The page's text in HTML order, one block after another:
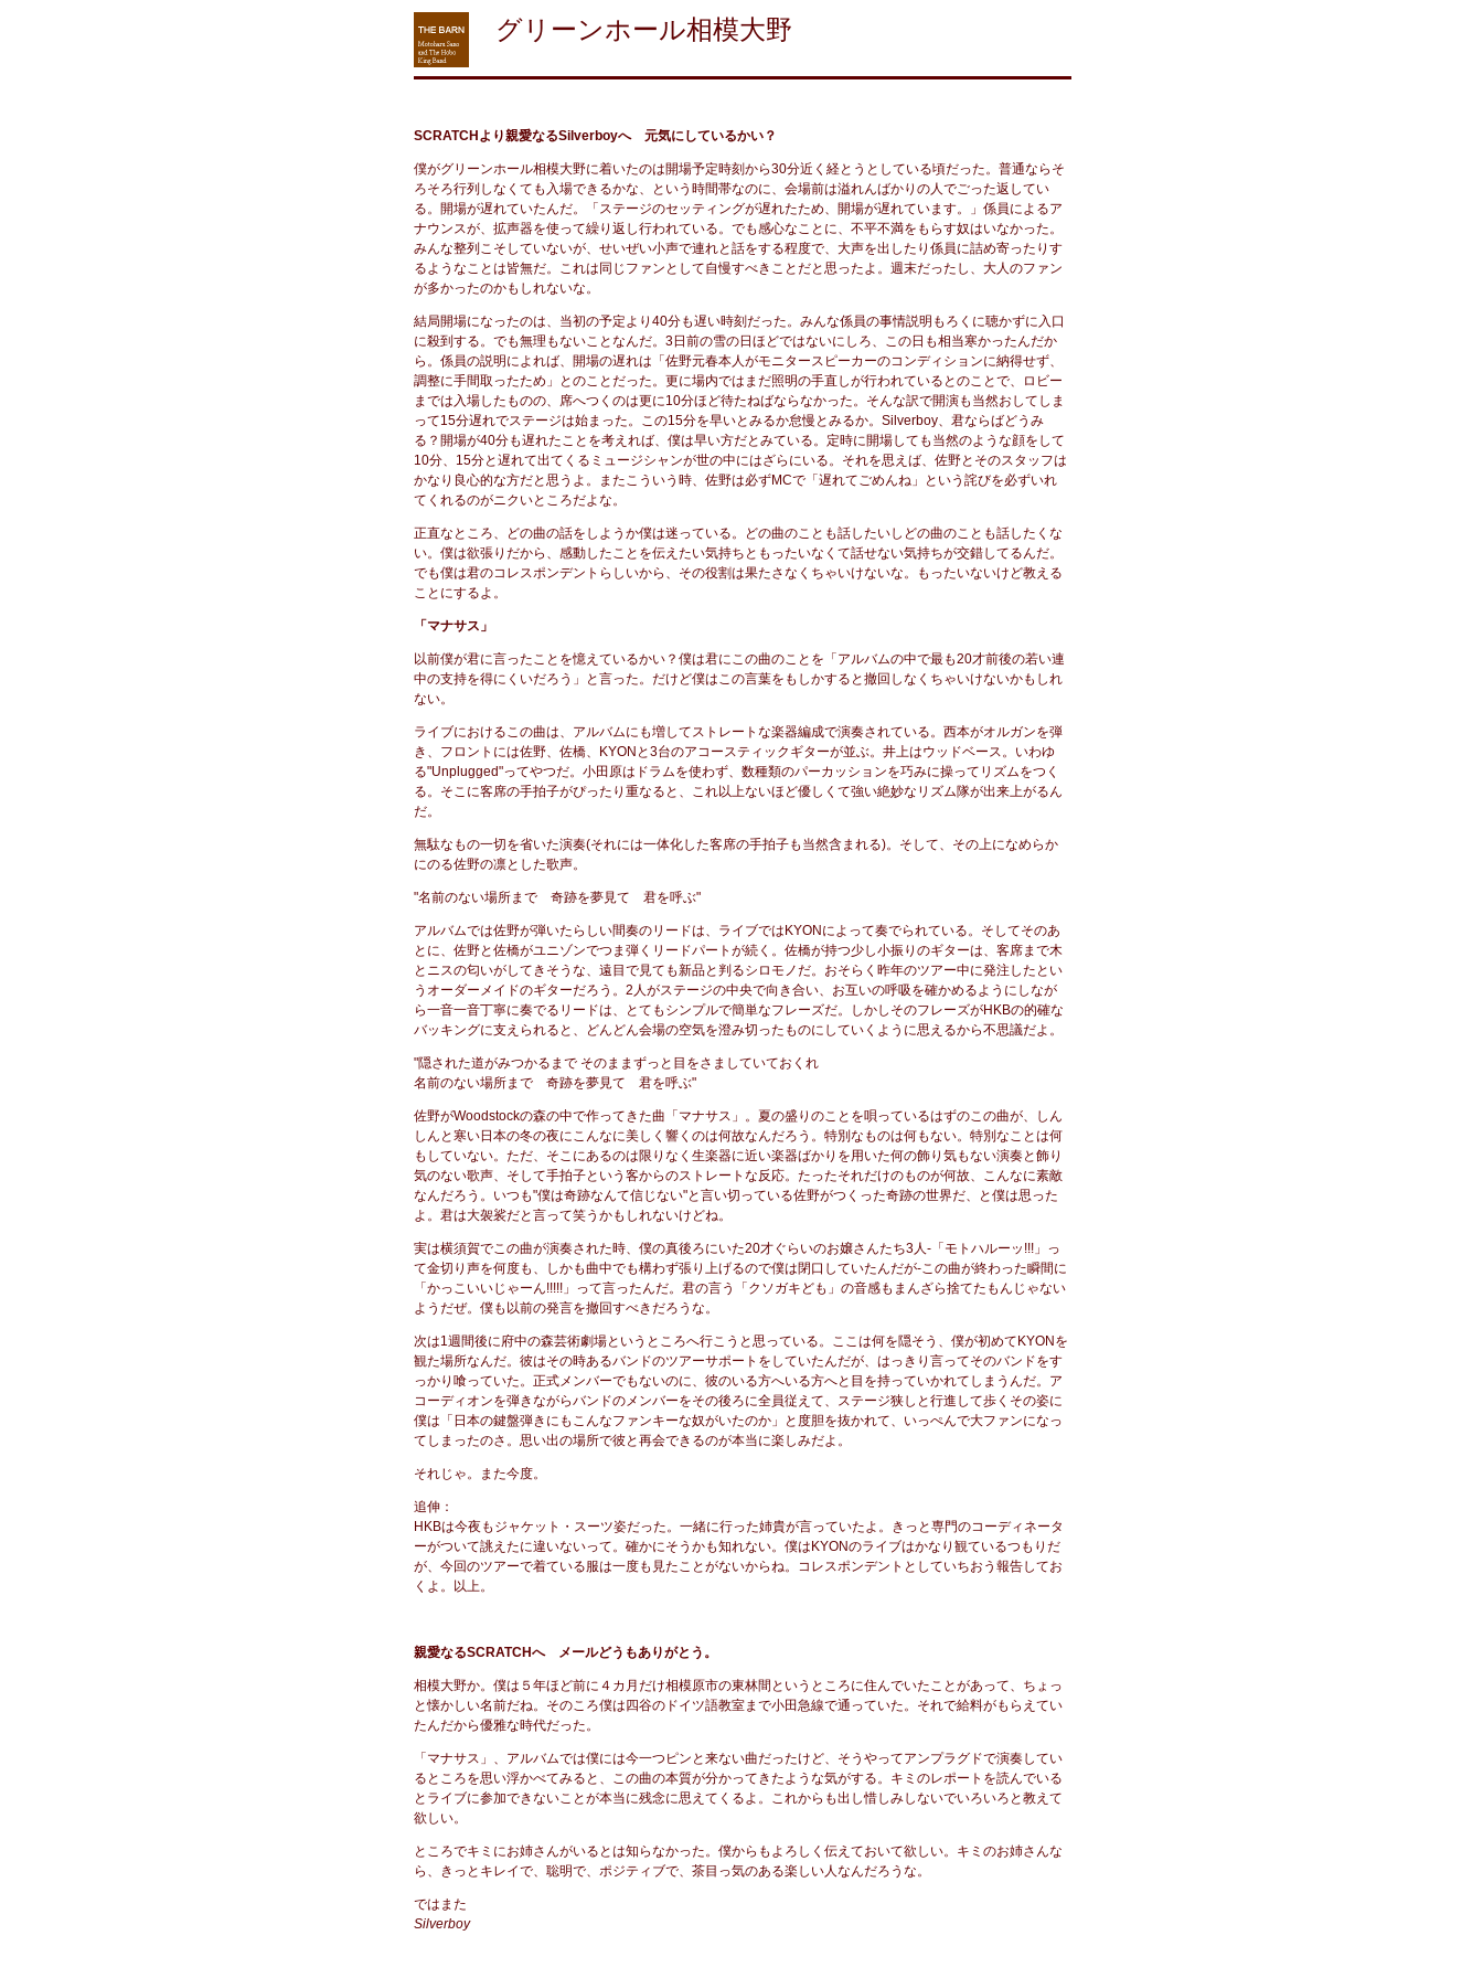
グリーンホール相模大野
SCRATCHより親愛なるSilverboyへ 元気にしているかい？
僕がグリーンホール相模大野に着いたのは開場予定時刻から30分近く経とうとしている頃だった。普通ならそ
ろそろ行列しなくても入場できるかな、という時間帯なのに、会場前は溢れんばかりの人でごった返してい
る。開場が遅れていたんだ。「ステージのセッティングが遅れたため、開場が遅れています。」係員によるア
ナウンスが、拡声器を使って繰り返し行われている。でも感心なことに、不平不満をもらす奴はいなかった。
みんな整列こそしていないが、せいぜい小声で連れと話をする程度で、大声を出したり係員に詰め寄ったりす
るようなことは皆無だ。これは同じファンとして自慢すべきことだと思ったよ。週末だったし、大人のファン
が多かったのかもしれないな。
結局開場になったのは、当初の予定より40分も遅い時刻だった。みんな係員の事情説明もろくに聴かずに入口
に殺到する。でも無理もないことなんだ。3日前の雪の日ほどではないにしろ、この日も相当寒かったんだか
ら。係員の説明によれば、開場の遅れは「佐野元春本人がモニタースピーカーのコンディションに納得せず、
調整に手間取ったため」とのことだった。更に場内ではまだ照明の手直しが行われているとのことで、ロビー
までは入場したものの、席へつくのは更に10分ほど待たねばならなかった。そんな訳で開演も当然おしてしま
って15分遅れでステージは始まった。この15分を早いとみるか怠慢とみるか。Silverboy、君ならばどうみ
る？開場が40分も遅れたことを考えれば、僕は早い方だとみている。定時に開場しても当然のような顔をして
10分、15分と遅れて出てくるミュージシャンが世の中にはざらにいる。それを思えば、佐野とそのスタッフは
かなり良心的な方だと思うよ。またこういう時、佐野は必ずMCで「遅れてごめんね」という詫びを必ずいれ
てくれるのがニクいところだよな。
正直なところ、どの曲の話をしようか僕は迷っている。どの曲のことも話したいしどの曲のことも話したくな
い。僕は欲張りだから、感動したことを伝えたい気持ちともったいなくて話せない気持ちが交錯してるんだ。
でも僕は君のコレスポンデントらしいから、その役割は果たさなくちゃいけないな。もったいないけど教える
ことにするよ。
「マナサス」
以前僕が君に言ったことを憶えているかい？僕は君にこの曲のことを「アルバムの中で最も20才前後の若い連
中の支持を得にくいだろう」と言った。だけど僕はこの言葉をもしかすると撤回しなくちゃいけないかもしれ
ない。
ライブにおけるこの曲は、アルバムにも増してストレートな楽器編成で演奏されている。西本がオルガンを弾
き、フロントには佐野、佐橋、KYONと3台のアコースティックギターが並ぶ。井上はウッドベース。いわゆ
る"Unplugged"ってやつだ。小田原はドラムを使わず、数種類のパーカッションを巧みに操ってリズムをつく
る。そこに客席の手拍子がぴったり重なると、これ以上ないほど優しくて強い絶妙なリズム隊が出来上がるん
だ。
無駄なもの一切を省いた演奏(それには一体化した客席の手拍子も当然含まれる)。そして、その上になめらか
にのる佐野の凛とした歌声。
"名前のない場所まで 奇跡を夢見て 君を呼ぶ"
アルバムでは佐野が弾いたらしい間奏のリードは、ライブではKYONによって奏でられている。そしてそのあ
とに、佐野と佐橋がユニゾンでつま弾くリードパートが続く。佐橋が持つ少し小振りのギターは、客席まで木
とニスの匂いがしてきそうな、遠目で見ても新品と判るシロモノだ。おそらく昨年のツアー中に発注したとい
うオーダーメイドのギターだろう。2人がステージの中央で向き合い、お互いの呼吸を確かめるようにしなが
ら一音一音丁寧に奏でるリードは、とてもシンプルで簡単なフレーズだ。しかしそのフレーズがHKBの的確な
バッキングに支えられると、どんどん会場の空気を澄み切ったものにしていくように思えるから不思議だよ。
"隠された道がみつかるまで そのままずっと目をさましていておくれ
名前のない場所まで 奇跡を夢見て 君を呼ぶ"
佐野がWoodstockの森の中で作ってきた曲「マナサス」。夏の盛りのことを唄っているはずのこの曲が、しん
しんと寒い日本の冬の夜にこんなに美しく響くのは何故なんだろう。特別なものは何もない。特別なことは何
もしていない。ただ、そこにあるのは限りなく生楽器に近い楽器ばかりを用いた何の飾り気もない演奏と飾り
気のない歌声、そして手拍子という客からのストレートな反応。たったそれだけのものが何故、こんなに素敵
なんだろう。いつも"僕は奇跡なんて信じない"と言い切っている佐野がつくった奇跡の世界だ、と僕は思った
よ。君は大袈裟だと言って笑うかもしれないけどね。
実は横須賀でこの曲が演奏された時、僕の真後ろにいた20才ぐらいのお嬢さんたち3人-「モトハルーッ!!!」っ
て金切り声を何度も、しかも曲中でも構わず張り上げるので僕は閉口していたんだが-この曲が終わった瞬間に
「かっこいいじゃーん!!!!!」って言ったんだ。君の言う「クソガキども」の音感もまんざら捨てたもんじゃない
ようだぜ。僕も以前の発言を撤回すべきだろうな。
次は1週間後に府中の森芸術劇場というところへ行こうと思っている。ここは何を隠そう、僕が初めてKYONを
観た場所なんだ。彼はその時あるバンドのツアーサポートをしていたんだが、はっきり言ってそのバンドをす
っかり喰っていた。正式メンバーでもないのに、彼のいる方へいる方へと目を持っていかれてしまうんだ。ア
コーディオンを弾きながらバンドのメンバーをその後ろに全員従えて、ステージ狭しと行進して歩くその姿に
僕は「日本の鍵盤弾きにもこんなファンキーな奴がいたのか」と度胆を抜かれて、いっぺんで大ファンになっ
てしまったのさ。思い出の場所で彼と再会できるのが本当に楽しみだよ。
それじゃ。また今度。
追伸：
HKBは今夜もジャケット・スーツ姿だった。一緒に行った姉貴が言っていたよ。きっと専門のコーディネータ
ーがついて誂えたに違いないって。確かにそうかも知れない。僕はKYONのライブはかなり観ているつもりだ
が、今回のツアーで着ている服は一度も見たことがないからね。コレスポンデントとしていちおう報告してお
くよ。以上。
親愛なるSCRATCHへ メールどうもありがとう。
相模大野か。僕は５年ほど前に４カ月だけ相模原市の東林間というところに住んでいたことがあって、ちょっ
と懐かしい名前だね。そのころ僕は四谷のドイツ語教室まで小田急線で通っていた。それで給料がもらえてい
たんだから優雅な時代だった。
「マナサス」、アルバムでは僕には今一つピンと来ない曲だったけど、そうやってアンプラグドで演奏してい
るところを思い浮かべてみると、この曲の本質が分かってきたような気がする。キミのレポートを読んでいる
とライブに参加できないことが本当に残念に思えてくるよ。これからも出し惜しみしないでいろいろと教えて
欲しい。
ところでキミにお姉さんがいるとは知らなかった。僕からもよろしく伝えておいて欲しい。キミのお姉さんな
ら、きっとキレイで、聡明で、ポジティブで、茶目っ気のある楽しい人なんだろうな。
ではまた
Silverboy